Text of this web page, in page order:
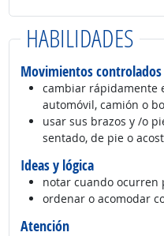
HABILIDADES
Movimientos controlados
cambiar rápidamente
automóvil, camión o
usar sus brazos y /o
sentado, de pie o
Ideas y lógica
notar cuando ocurren
ordenar o acomodar
Atención